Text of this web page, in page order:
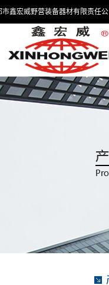
市鑫宏威野营装备器材有限责任公